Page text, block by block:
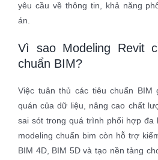
yêu cầu về thông tin, khả năng
án.
Vì sao Modeling Revit
chuẩn BIM?
Việc tuân thủ các tiêu chuẩn BIM
quán của dữ liệu, nâng cao chất
sai sót trong quá trình phối hợp
modeling chuẩn bim còn hỗ trợ
BIM 4D, BIM 5D và tạo nền tảng